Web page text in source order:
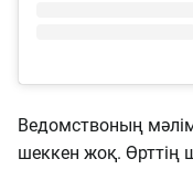
Ведомствоның
шеккен жоқ. Өрттің